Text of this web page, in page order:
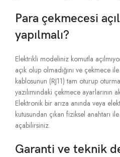
Para çekmecesi
yapılmalı?
Elektrikli modeliniz komutla
açık olup olmadığını ve çekmece
kablosunun (RJ11) tam oturup
yazılımındaki çekmece
Elektronik bir arıza anında veya
kutusundan çıkan fiziksel anahtarı
açabilirsiniz.
Garanti ve teknik